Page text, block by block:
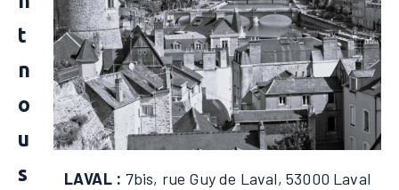
t
n
o
u
s
LAVAL : 7bis, rue Guy de Laval, 53000 Laval